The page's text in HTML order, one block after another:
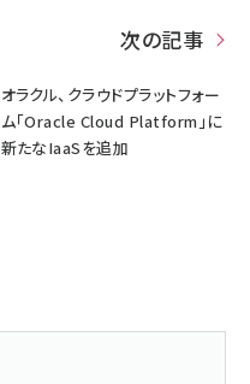
次の記事
オラクル、クラウドプラットフォー
ム「Oracle Cloud Platform」に
新たなIaaSを追加